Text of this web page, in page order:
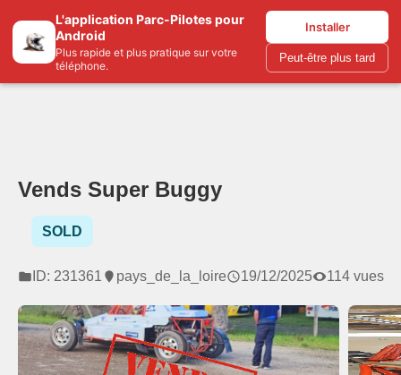
L'application Parc-Pilotes pour
Android
Plus rapide et plus pratique sur votre
téléphone.
Installer
Peut-être plus tard
Parc-pilotes.com
Vends Super Buggy
SOLD
ID: 231361 pays_de_la_loire 19/12/2025 114 vues